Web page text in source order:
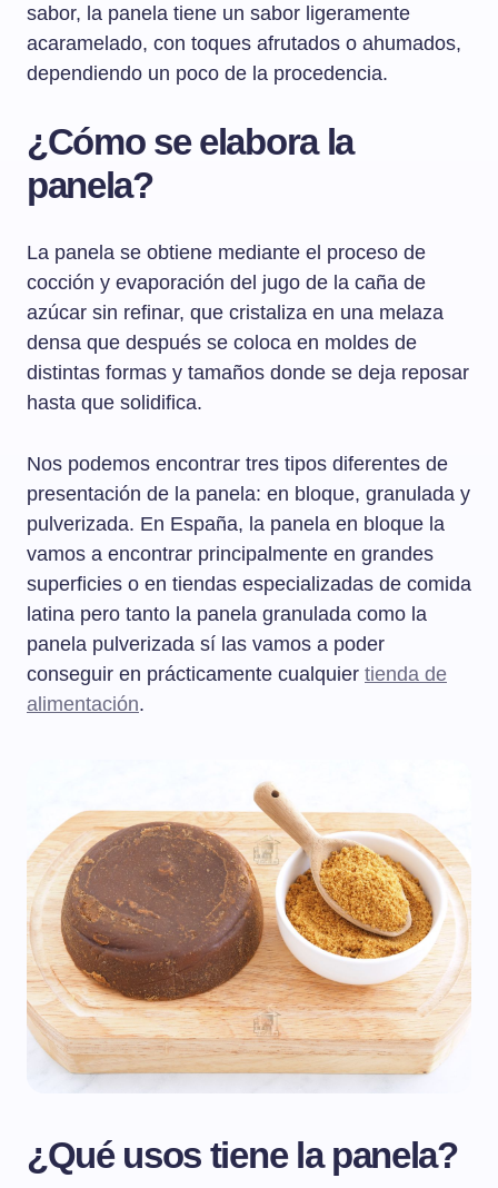
sabor, la panela tiene un sabor ligeramente
acaramelado, con toques afrutados o ahumados,
dependiendo un poco de la procedencia.
¿Cómo se elabora la
panela?
La panela se obtiene mediante el proceso de
cocción y evaporación del jugo de la caña de
azúcar sin refinar, que cristaliza en una melaza
densa que después se coloca en moldes de
distintas formas y tamaños donde se deja reposar
hasta que solidifica.
Nos podemos encontrar tres tipos diferentes de
presentación de la panela: en bloque, granulada y
pulverizada. En España, la panela en bloque la
vamos a encontrar principalmente en grandes
superficies o en tiendas especializadas de comida
latina pero tanto la panela granulada como la
panela pulverizada sí las vamos a poder
conseguir en prácticamente cualquier tienda de
alimentación.
¿Qué usos tiene la panela?